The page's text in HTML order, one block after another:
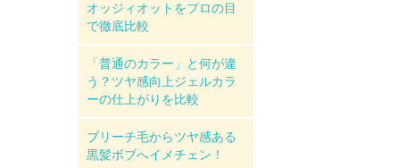
オッジィオットをプロの目
で徹底比較
「普通のカラー」と何が違
う？ツヤ感向上ジェルカラ
ーの仕上がりを比較
ブリーチ毛からツヤ感ある
黒髪ボブへイメチェン！